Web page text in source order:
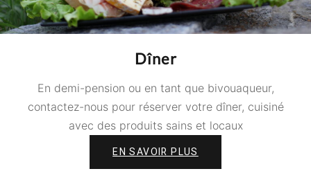
Dîner
En demi-pension ou en tant que bivouaqueur,
contactez-nous pour réserver votre dîner, cuisiné
avec des produits sains et locaux
EN SAVOIR PLUS